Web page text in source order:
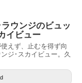
ウンジのビュッ
イビュー
えず、止むを得ず向
ジ･スカイビュー。久